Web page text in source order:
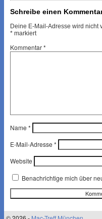
Schreibe einen
Deine E-Mail-Adresse wird nicht
* markiert
Kommentar*
Name *
E-Mail-Adresse *
Website
Benachrichtige mich über